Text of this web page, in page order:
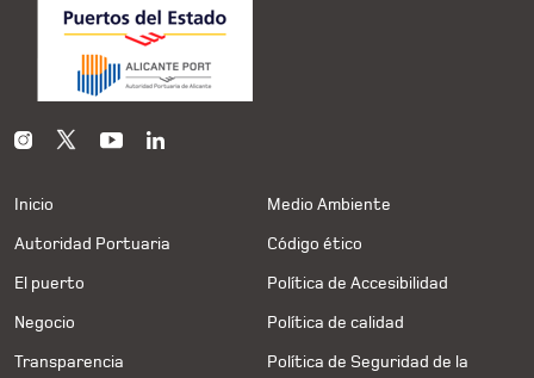
Inicio
Autoridad Portuaria
El puerto
Negocio
Transparencia
Medio Ambiente
Código ético
Política de Accesibilidad
Política de calidad
Política de Seguridad de la